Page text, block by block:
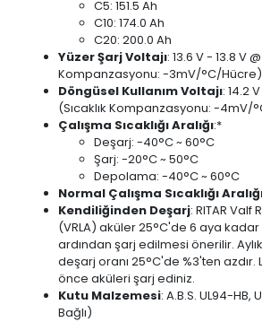
C5: 151.5 Ah
C10: 174.0 Ah
C20: 200.0 Ah
Yüzer Şarj Voltajı: 13.6 V - 13.8 V
Kompanzasyonu: -3mV/°C/Hücre)
Döngüsel Kullanım Voltajı: 14.2
(Sıcaklık Kompanzasyonu: -4mV/
Çalışma Sıcaklığı Aralığı:*
Deşarj: -40°C ~ 60°C
Şarj: -20°C ~ 50°C
Depolama: -40°C ~ 60°C
Normal Çalışma Sıcaklığı
Kendiliğinden Deşarj: RITAR Valf
(VRLA) aküler 25°C'de 6 aya
ardından şarj edilmesi önerilir.
deşarj oranı 25°C'de %3'ten
önce aküleri şarj ediniz.
Kutu Malzemesi: A.B.S. UL94-
Bağlı)